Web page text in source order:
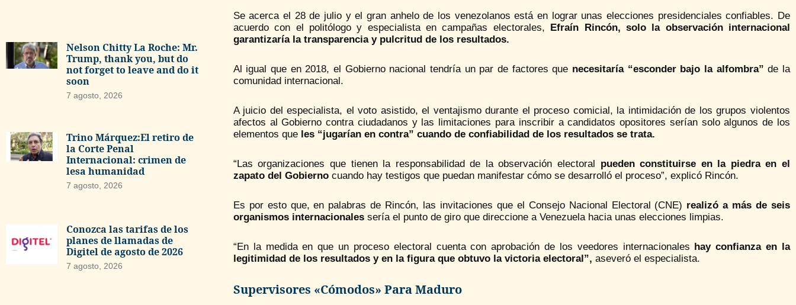
Nelson Chitty La Roche: Mr.
Trump, thank you, but do
not forget to leave and do it
soon
7 agosto, 2026
Trino Márquez:El retiro de
la Corte Penal
Internacional: crimen de
lesa humanidad
7 agosto, 2026
Conozca las tarifas de los
planes de llamadas de
Digitel de agosto de 2026
7 agosto, 2026
Se acerca el 28 de julio y el gran anhelo de los venezolanos está en lograr unas elecciones presidenciales confiables. De
acuerdo con el politólogo y especialista en campañas electorales, Efraín Rincón, solo la observación internacional
garantizaría la transparencia y pulcritud de los resultados.
Al igual que en 2018, el Gobierno nacional tendría un par de factores que necesitaría “esconder bajo la alfombra” de la
comunidad internacional.
A juicio del especialista, el voto asistido, el ventajismo durante el proceso comicial, la intimidación de los grupos violentos
afectos al Gobierno contra ciudadanos y las limitaciones para inscribir a candidatos opositores serían solo algunos de los
elementos que les “jugarían en contra” cuando de confiabilidad de los resultados se trata.
“Las organizaciones que tienen la responsabilidad de la observación electoral pueden constituirse en la piedra en el
zapato del Gobiernocuando hay testigos que puedan manifestar cómo se desarrolló el proceso”, explicó Rincón.
Es por esto que, en palabras de Rincón, las invitaciones que el Consejo Nacional Electoral (CNE) realizó a más de seis
organismos internacionalessería el punto de giro que direccione a Venezuela hacia unas elecciones limpias.
“En la medida en que un proceso electoral cuenta con aprobación de los veedores internacionales hay confianza en la
legitimidad de los resultados y en la figura que obtuvo la victoria electoral”, aseveró el especialista.
Supervisores «cómodos» Para Maduro